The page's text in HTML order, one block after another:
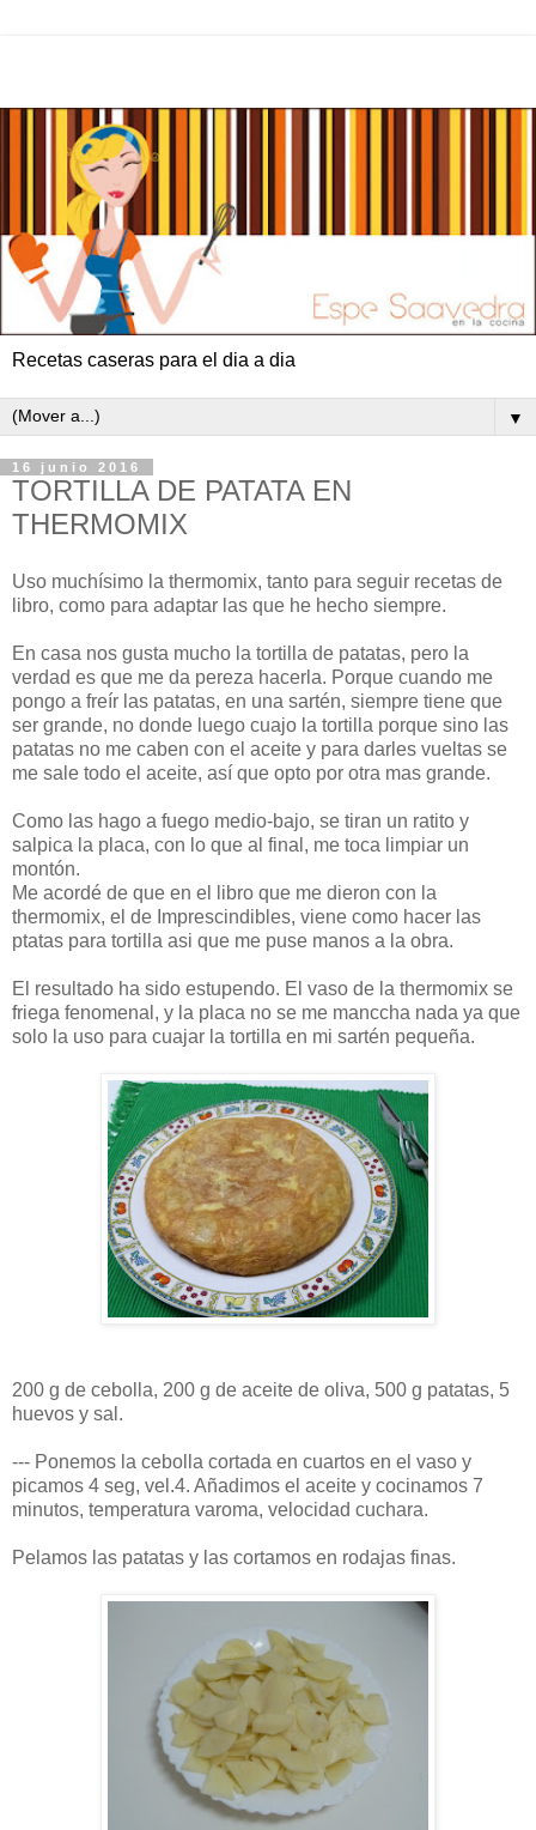
Recetas caseras para el dia a dia
▼
16 junio 2016
TORTILLA DE PATATA EN
THERMOMIX
Uso muchísimo la thermomix, tanto para seguir recetas de
libro, como para adaptar las que he hecho siempre.
En casa nos gusta mucho la tortilla de patatas, pero la
verdad es que me da pereza hacerla. Porque cuando me
pongo a freír las patatas, en una sartén, siempre tiene que
ser grande, no donde luego cuajo la tortilla porque sino las
patatas no me caben con el aceite y para darles vueltas se
me sale todo el aceite, así que opto por otra mas grande.
Como las hago a fuego medio-bajo, se tiran un ratito y
salpica la placa, con lo que al final, me toca limpiar un
montón.
Me acordé de que en el libro que me dieron con la
thermomix, el de Imprescindibles, viene como hacer las
ptatas para tortilla asi que me puse manos a la obra.
El resultado ha sido estupendo. El vaso de la thermomix se
friega fenomenal, y la placa no se me manccha nada ya que
solo la uso para cuajar la tortilla en mi sartén pequeña.
200 g de cebolla, 200 g de aceite de oliva, 500 g patatas, 5
huevos y sal.
--- Ponemos la cebolla cortada en cuartos en el vaso y
picamos 4 seg, vel.4. Añadimos el aceite y cocinamos 7
minutos, temperatura varoma, velocidad cuchara.
Pelamos las patatas y las cortamos en rodajas finas.